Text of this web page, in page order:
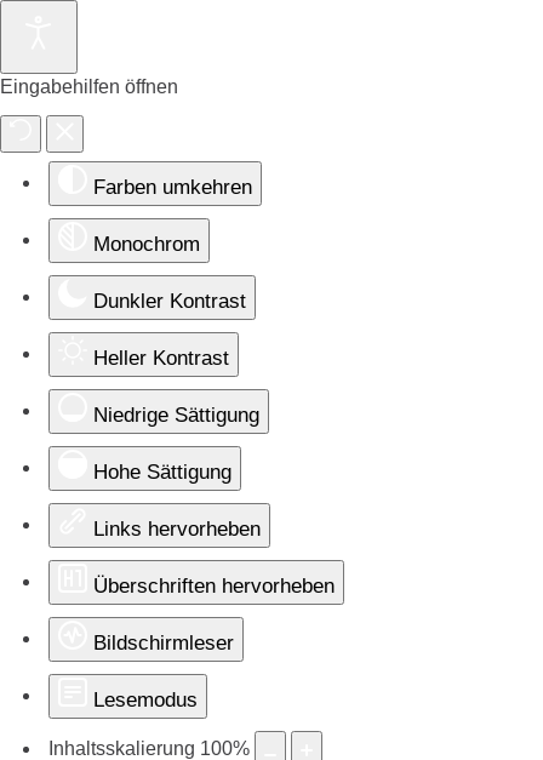
Eingabehilfen öffnen
Farben umkehren
Monochrom
Dunkler Kontrast
Heller Kontrast
Niedrige Sättigung
Hohe Sättigung
Links hervorheben
Überschriften hervorheben
Bildschirmleser
Lesemodus
Inhaltsskalierung 100%